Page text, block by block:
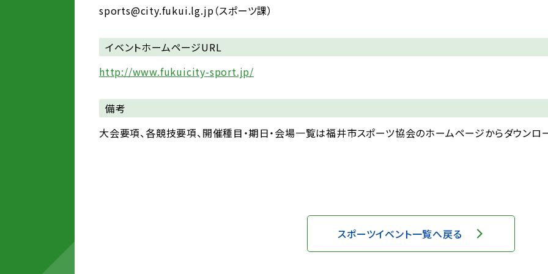
sports@city.fukui.lg.jp（スポーツ課）
イベントホームページURL
http://www.fukuicity-sport.jp/
備考
大会要項、各競技要項、開催種目・期日・会場一覧は福井市スポーツ協会のホームページからダウンロ
スポーツイベント一覧へ戻る